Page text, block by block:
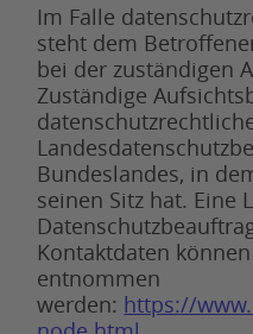
Im Falle
steht dem
bei der zuständigen
Zuständige
Bundeslandes, in
seinen Sitz hat. Eine
Kontaktdaten
entnommen
werden: https://